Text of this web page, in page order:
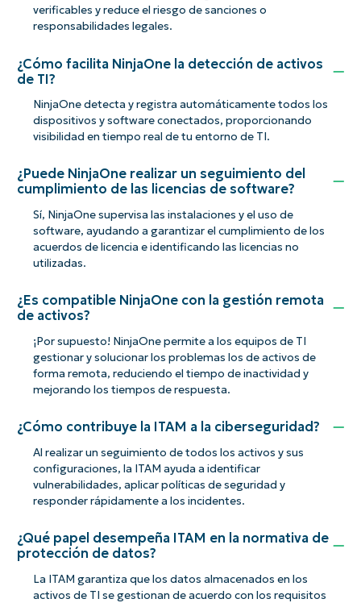
verificables y reduce el riesgo de sanciones o
responsabilidades legales.
¿Cómo facilita NinjaOne la detección de activos
de TI?
NinjaOne detecta y registra automáticamente todos los
dispositivos y software conectados, proporcionando
visibilidad en tiempo real de tu entorno de TI.
¿Puede NinjaOne realizar un seguimiento del
cumplimiento de las licencias de software?
Sí, NinjaOne supervisa las instalaciones y el uso de
software, ayudando a garantizar el cumplimiento de los
acuerdos de licencia e identificando las licencias no
utilizadas.
¿Es compatible NinjaOne con la gestión remota
de activos?
¡Por supuesto! NinjaOne permite a los equipos de TI
gestionar y solucionar los problemas los de activos de
forma remota, reduciendo el tiempo de inactividad y
mejorando los tiempos de respuesta.
¿Cómo contribuye la ITAM a la ciberseguridad?
Al realizar un seguimiento de todos los activos y sus
configuraciones, la ITAM ayuda a identificar
vulnerabilidades, aplicar políticas de seguridad y
responder rápidamente a los incidentes.
¿Qué papel desempeña ITAM en la normativa de
protección de datos?
La ITAM garantiza que los datos almacenados en los
activos de TI se gestionan de acuerdo con los requisitos